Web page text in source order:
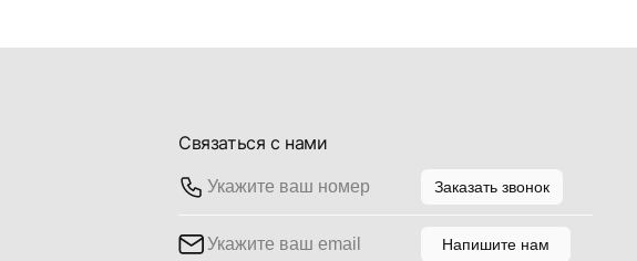
Связаться с нами
Заказать звонок
Напишите нам